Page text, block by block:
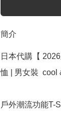
簡介
日本代購【
恤 | 男女裝  cool
戶外潮流功能T-